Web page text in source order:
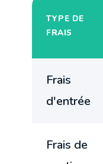
TYPE DE
FRAIS
Frais
d'entrée
Frais de